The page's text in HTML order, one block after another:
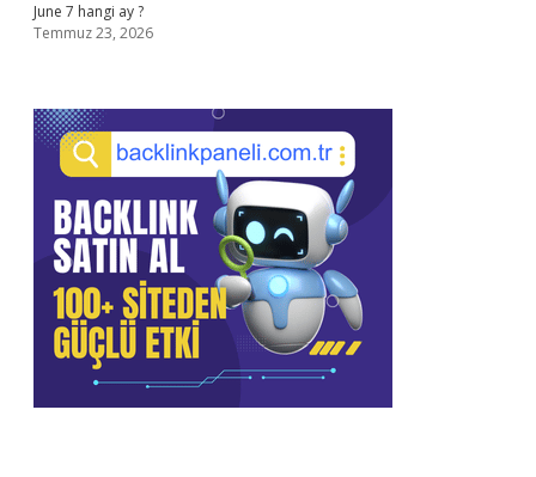
June 7 hangi ay ?
Temmuz 23, 2026